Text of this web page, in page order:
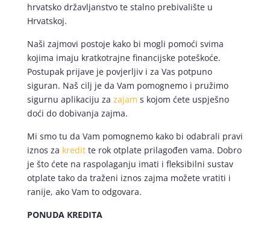
hrvatsko državljanstvo te stalno prebivalište u
Hrvatskoj.
Naši zajmovi postoje kako bi mogli pomoći svima
kojima imaju kratkotrajne financijske poteškoće.
Postupak prijave je povjerljiv i za Vas potpuno
siguran. Naš cilj je da Vam pomognemo i pružimo
sigurnu aplikaciju za zajam s kojom ćete uspješno
doći do dobivanja zajma.
Mi smo tu da Vam pomognemo kako bi odabrali pravi
iznos za kreditte rok otplate prilagođen vama. Dobro
je što ćete na raspolaganju imati i fleksibilni sustav
otplate tako da traženi iznos zajma možete vratiti i
ranije, ako Vam to odgovara.
PONUDA KREDITA